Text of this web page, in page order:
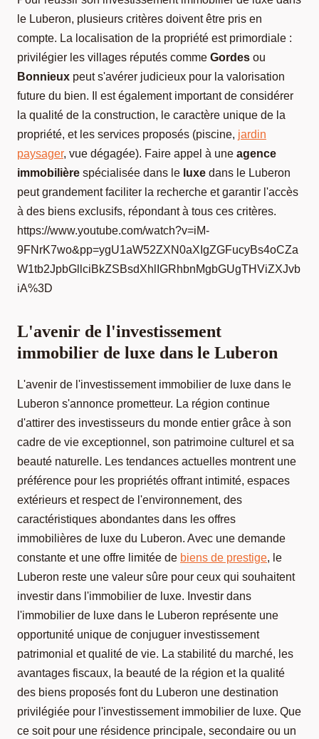
le Luberon, plusieurs critères doivent être pris en
compte. La localisation de la propriété est primordiale :
privilégier les villages réputés comme Gordes ou
Bonnieux peut s'avérer judicieux pour la valorisation
future du bien. Il est également important de considérer
la qualité de la construction, le caractère unique de la
propriété, et les services proposés (piscine, jardin
paysager, vue dégagée). Faire appel à une agence
immobilière spécialisée dans le luxe dans le Luberon
peut grandement faciliter la recherche et garantir l'accès
à des biens exclusifs, répondant à tous ces critères.
https://www.youtube.com/watch?v=iM-
9FNrK7wo&pp=ygU1aW52ZXN0aXIgZGFucyBs4oCZa
W1tb2JpbGllciBkZSBsdXhlIGRhbnMgbGUgTHViZXJvb
iA%3D
L'avenir de l'investissement
immobilier de luxe dans le Luberon
L'avenir de l'investissement immobilier de luxe dans le
Luberon s'annonce prometteur. La région continue
d'attirer des investisseurs du monde entier grâce à son
cadre de vie exceptionnel, son patrimoine culturel et sa
beauté naturelle. Les tendances actuelles montrent une
préférence pour les propriétés offrant intimité, espaces
extérieurs et respect de l'environnement, des
caractéristiques abondantes dans les offres
immobilières de luxe du Luberon. Avec une demande
constante et une offre limitée de biens de prestige, le
Luberon reste une valeur sûre pour ceux qui souhaitent
investir dans l'immobilier de luxe. Investir dans
l'immobilier de luxe dans le Luberon représente une
opportunité unique de conjuguer investissement
patrimonial et qualité de vie. La stabilité du marché, les
avantages fiscaux, la beauté de la région et la qualité
des biens proposés font du Luberon une destination
privilégiée pour l'investissement immobilier de luxe. Que
ce soit pour une résidence principale, secondaire ou un